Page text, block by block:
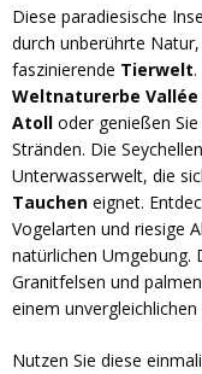
Diese paradiesische
durch unberührte
faszinierende Tierwelt.
Weltnaturerbe Vallée
Atoll oder genießen
Stränden. Die
Unterwasserwelt, die
Tauchen eignet.
Vogelarten und riesige
natürlichen Umgebung.
Granitfelsen und
einem unvergleichlichen
Nutzen Sie diese